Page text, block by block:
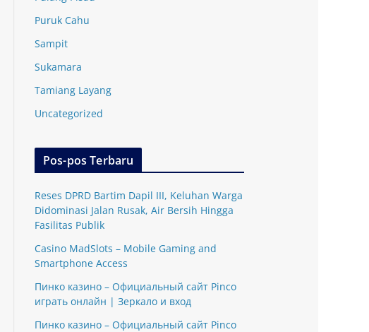
Puruk Cahu
Sampit
Sukamara
Tamiang Layang
Uncategorized
Pos-pos Terbaru
Reses DPRD Bartim Dapil III, Keluhan Warga
Didominasi Jalan Rusak, Air Bersih Hingga
Fasilitas Publik
Casino MadSlots – Mobile Gaming and
Smartphone Access
Пинко казино – Официальный сайт Pinco
играть онлайн | Зеркало и вход
Пинко казино – Официальный сайт Pinco